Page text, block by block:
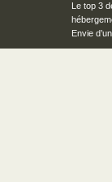
Le top 3
Envie